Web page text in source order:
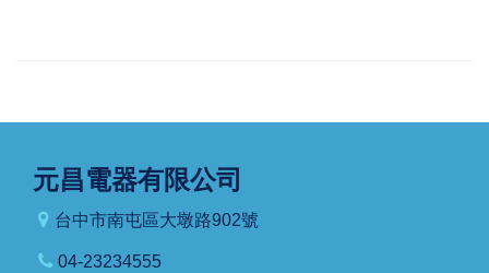
元昌電器有限公司
台中市南屯區大墩路902號
04-23234555